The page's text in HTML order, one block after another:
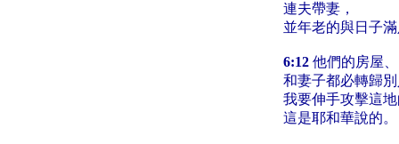
連夫帶妻，
並年老的與日子
6:12 他們的房屋
和妻子都必轉歸
我要伸手攻擊這
這是耶和華說的。